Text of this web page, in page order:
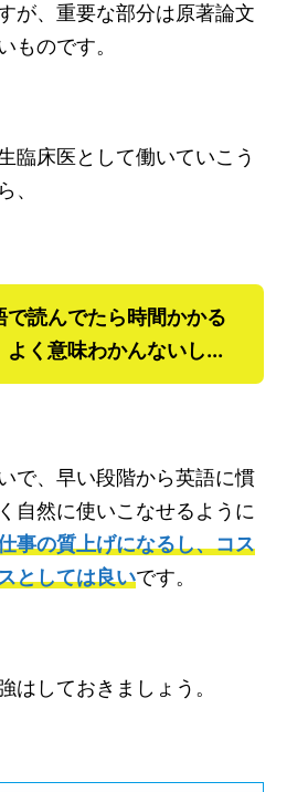
が、重要な部分は原著論文
ものです。
臨床医として働いていこう
、
で読んでたら時間かかる
よく意味わかんないし...
で、早い段階から英語に慣
自然に使いこなせるように
事の質上げになるし、コス
としては良いです。
はしておきましょう。